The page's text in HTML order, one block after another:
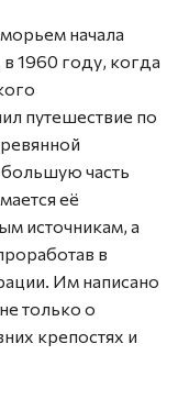
начала
1960 году, когда
путешествие по
большую часть
её
источникам, а
в
Им написано
только о
крепостях и